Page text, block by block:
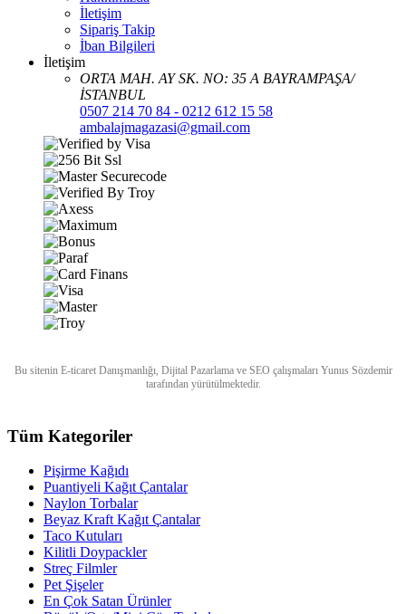
İletişim
Sipariş Takip
İban Bilgileri
İletişim
ORTA MAH. AY SK. NO: 35 A BAYRAMPAŞA/
İSTANBUL
0507 214 70 84 - 0212 612 15 58
ambalajmagazasi@gmail.com
Bu sitenin E-ticaret Danışmanlığı, Dijital Pazarlamave SEO çalışmaları Yunus Sözdemir
tarafından yürütülmektedir.
Tüm Kategoriler
Pişirme Kağıdı
Puantiyeli Kağıt Çantalar
Naylon Torbalar
Beyaz Kraft Kağıt Çantalar
Taco Kutuları
Kilitli Doypackler
Streç Filmler
Pet Şişeler
En Çok Satan Ürünler